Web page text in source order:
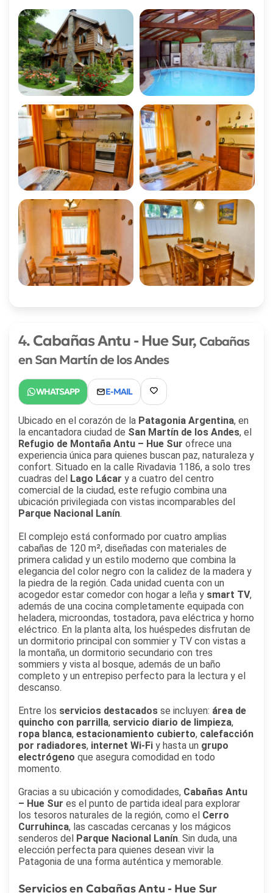
4. Cabañas Antu - Hue Sur, Cabañas
en San Martín de los Andes
Ubicado en el corazón de la Patagonia Argentina, en
la encantadora ciudad de San Martín de los Andes, el
Refugio de Montaña Antu – Hue Sur ofrece una
experiencia única para quienes buscan paz, naturaleza y
confort. Situado en la calle Rivadavia 1186, a solo tres
cuadras del Lago Lácar y a cuatro del centro
comercial de la ciudad, este refugio combina una
ubicación privilegiada con vistas incomparables del
Parque Nacional Lanín.
El complejo está conformado por cuatro amplias
cabañas de 120 m², diseñadas con materiales de
primera calidad y un estilo moderno que combina la
elegancia del color negro con la calidez de la madera y
la piedra de la región. Cada unidad cuenta con un
acogedor estar comedor con hogar a leña y smart TV,
además de una cocina completamente equipada con
heladera, microondas, tostadora, pava eléctrica y horno
eléctrico. En la planta alta, los huéspedes disfrutan de
un dormitorio principal con sommier y TV con vistas a
la montaña, un dormitorio secundario con tres
sommiers y vista al bosque, además de un baño
completo y un entrepiso perfecto para la lectura y el
descanso.
Entre los servicios destacados se incluyen: área de
quincho con parrilla, servicio diario de limpieza,
ropa blanca, estacionamiento cubierto, calefacción
por radiadores, internet Wi-Fi y hasta un grupo
electrógeno que asegura comodidad en todo
momento.
Gracias a su ubicación y comodidades, Cabañas Antu
– Hue Sur es el punto de partida ideal para explorar
los tesoros naturales de la región, como el Cerro
Curruhinca, las cascadas cercanas y los mágicos
senderos del Parque Nacional Lanín. Sin duda, una
elección perfecta para quienes desean vivir la
Patagonia de una forma auténtica y memorable.
Servicios en Cabañas Antu - Hue Sur